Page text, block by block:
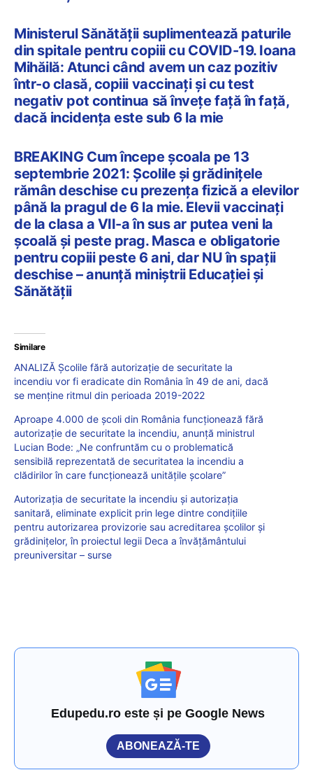
Ministerul Sănătății suplimentează paturile
din spitale pentru copiii cu COVID-19. Ioana
Mihăilă: Atunci când avem un caz pozitiv
într-o clasă, copiii vaccinați și cu test
negativ pot continua să învețe față în față,
dacă incidența este sub 6 la mie
BREAKING Cum începe școala pe 13
septembrie 2021: Școlile și grădinițele
rămân deschise cu prezența fizică a elevilor
până la pragul de 6 la mie. Elevii vaccinați
de la clasa a VII-a în sus ar putea veni la
școală și peste prag. Masca e obligatorie
pentru copiii peste 6 ani, dar NU în spații
deschise – anunță miniștrii Educației și
Sănătății
Similare
ANALIZĂ Școlile fără autorizație de securitate la
incendiu vor fi eradicate din România în 49 de ani, dacă
se menține ritmul din perioada 2019-2022
Aproape 4.000 de școli din România funcționează fără
autorizație de securitate la incendiu, anunță ministrul
Lucian Bode: „Ne confruntăm cu o problematică
sensibilă reprezentată de securitatea la incendiu a
clădirilor în care funcționează unitățile școlare”
Autorizația de securitate la incendiu și autorizația
sanitară, eliminate explicit prin lege dintre condițiile
pentru autorizarea provizorie sau acreditarea școlilor și
grădinițelor, în proiectul legii Deca a învățământului
preuniversitar – surse
Edupedu.ro este și pe Google News
ABONEAZĂ-TE